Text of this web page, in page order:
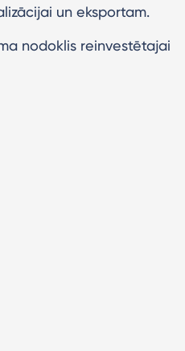
un eksportam.
nodoklis reinvestētajai